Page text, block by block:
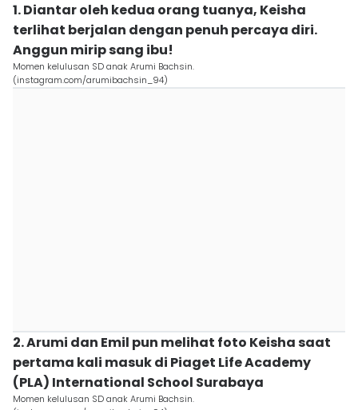
1. Diantar oleh kedua orang tuanya, Keisha
terlihat berjalan dengan penuh percaya diri.
Anggun mirip sang ibu!
Momen kelulusan SD anak Arumi Bachsin.
(instagram.com/arumibachsin_94)
2. Arumi dan Emil pun melihat foto Keisha saat
pertama kali masuk di Piaget Life Academy
(PLA) International School Surabaya
Momen kelulusan SD anak Arumi Bachsin.